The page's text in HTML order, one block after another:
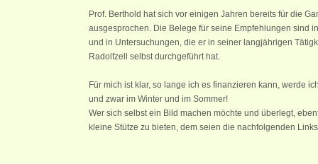
Prof. Berthold hat sich vor einigen Jahren bereits für die
ausgesprochen. Die Belege für seine Empfehlungen sind
und in Untersuchungen, die er in seiner langjährigen
Radolfzell selbst durchgeführt hat.
Für mich ist klar, so lange ich es finanzieren kann, werde
und zwar im Winter und im Sommer!
Wer sich selbst ein Bild machen möchte und überlegt,
kleine Stütze zu bieten, dem seien die nachfolgenden